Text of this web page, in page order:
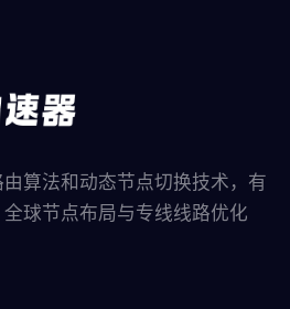
算法和动态节点切换技术，有
球节点布局与专线线路优化